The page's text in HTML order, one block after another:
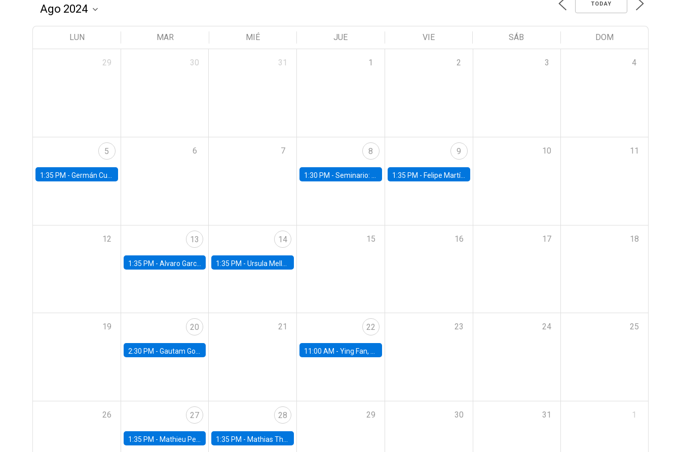
TODAY
LUN MAR MIÉ JUE VIE SÁB DOM
29 30 31 1 2 3 4
5
1:35 PM - Germán Cubas, University of Houston
6 7 8
1:30 PM -Seminario: “Recuperando la humanidad para progresar en la era de la IA»
9
1:35 PM - Felipe Martínez, alumno Doctorado en Economía UC
10 11
12 13
1:35 PM - Alvaro Garcia-Marin, Universidad de Los Andes
14
1:35 PM -Ursula Mello, Insper - Institute of Education and Research
15 16 17 18
19 20
2:30 PM - Gautam Gowrisankaran, Columbia University
21 22
11:00 AM -Ying Fan, University of Michigan
23 24 25
26 27
1:35 PM - Mathieu Pedemonte, IDB
28
1:35 PM - Mathias Thoenig, University of Lausanne
29 30 31 1